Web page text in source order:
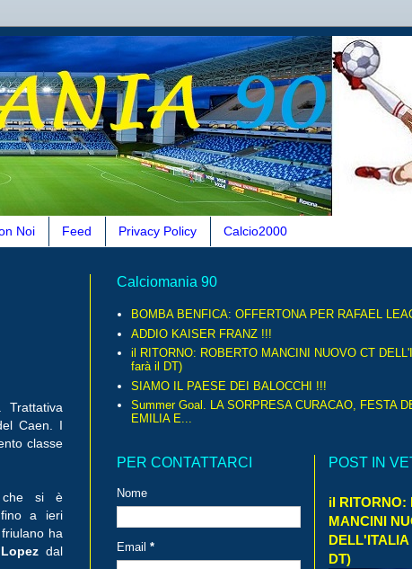
Noi Feed Privacy Policy Calcio2000
Trattativa
Caen. I
classe
che si è
fino a ieri
ha
dal
Calciomania 90
BOMBA BENFICA: OFFERTONA PER RAFAEL
ADDIO KAISER FRANZ !!!
il RITORNO: ROBERTO MANCINI NUOVO CT
farà il DT)
SIAMO IL PAESE DEI BALOCCHI !!!
Summer Goal. LA SORPRESA CURACAO, FESTA
EMILIA E...
PER CONTATTARCI
Nome
Email *
POST IN
il RITORNO:
MANCINI
DT)